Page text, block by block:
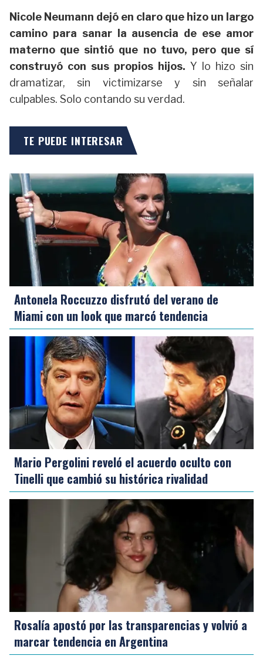
Nicole Neumann dejó en claro que hizo un largo
camino para sanar la ausencia de ese amor
materno que sintió que no tuvo, pero que sí
construyó con sus propios hijos. Y lo hizo sin
dramatizar, sin victimizarse y sin señalar
culpables. Solo contando su verdad.
TE PUEDE INTERESAR
Antonela Roccuzzo disfrutó del verano de
Miami con un look que marcó tendencia
Mario Pergolini reveló el acuerdo oculto con
Tinelli que cambió su histórica rivalidad
Rosalía apostó por las transparencias y volvió a
marcar tendencia en Argentina